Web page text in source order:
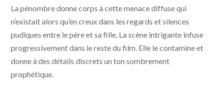
La pénombre donne corps à cette menace diffuse qui
n’existait alors qu’en creux dans les regards et silences
pudiques entre le père et sa fille. La scène intrigante infuse
progressivement dans le reste du film. Elle le contamine et
donne à des détails discrets un ton sombrement
prophétique.